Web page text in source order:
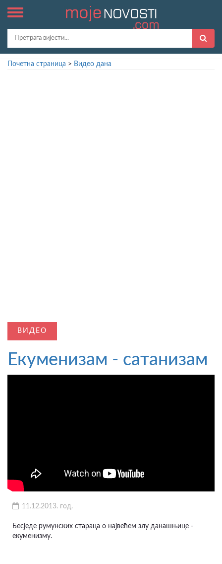
Почетна страница > Видео дана
ВИДЕО
Екуменизам - сатанизам
11.12.2013. год.
Бесједе румунских стараца о највећем злу данашњице -
екуменизму.